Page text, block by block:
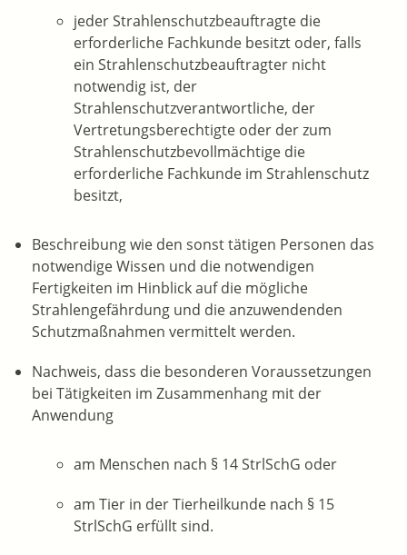
jeder Strahlenschutzbeauftragte die
erforderliche Fachkunde besitzt oder, falls
ein Strahlenschutzbeauftragter nicht
notwendig ist, der
Strahlenschutzverantwortliche, der
Vertretungsberechtigte oder der zum
Strahlenschutzbevollmächtige die
erforderliche Fachkunde im Strahlenschutz
besitzt,
Beschreibung wie den sonst tätigen Personen das
notwendige Wissen und die notwendigen
Fertigkeiten im Hinblick auf die mögliche
Strahlengefährdung und die anzuwendenden
Schutzmaßnahmen vermittelt werden.
Nachweis, dass die besonderen Voraussetzungen
bei Tätigkeiten im Zusammenhang mit der
Anwendung
am Menschen nach § 14 StrlSchG oder
am Tier in der Tierheilkunde nach § 15
StrlSchG erfüllt sind.